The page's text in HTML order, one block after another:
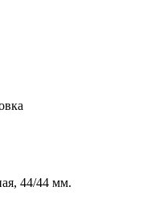
44/44 мм.